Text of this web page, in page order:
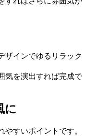
ザインでゆるリラック
気を演出すれば完成で
に
すいポイントです。